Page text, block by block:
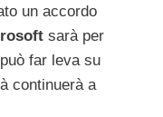
un accordo
sarà per
far leva su
continuerà a